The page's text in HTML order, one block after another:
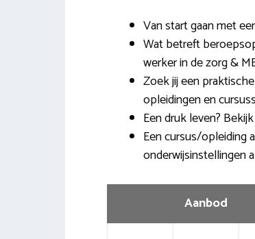
Van start gaan met
Wat betreft
werker in de zorg &
Zoek jij een
opleidingen en
Een druk leven?
Een cursus/opleiding
onderwijsinstellingen
Aanbod